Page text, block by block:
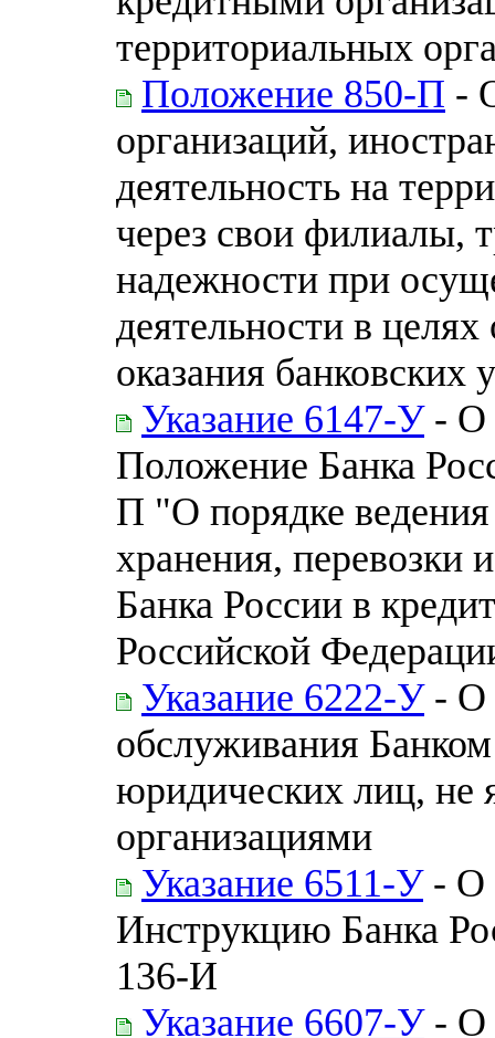
территориальных
Положение 850-П -
организаций,
деятельность на
через свои филиалы,
надежности при
деятельности в
оказания банковских
Указание 6147-У- О
Положение Банка
П "О порядке
хранения, перевозки
Банка России в
Российской
Указание 6222-У- О
обслуживания
юридических лиц,
организациями
Указание 6511-У- О
Инструкцию Банка
136-И
Указание 6607-У- О